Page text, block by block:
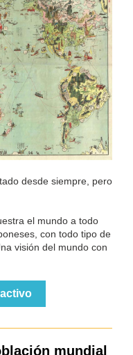
desde siempre, pero
el mundo a todo
con todo tipo de
visión del mundo con
mundial